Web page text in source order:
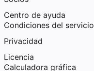
Centro de ayuda
Condiciones del servicio
Privacidad
Licencia
Calculadora gráfica